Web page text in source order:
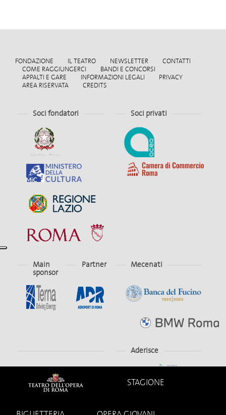
STAGIONE
FONDAZIONE IL TEATRO NEWSLETTER
CONTATTI
COME RAGGIUNGERCI
BANDI E CONCORSI
APPALTI E GARE
INFORMAZIONI LEGALI
PRIVACY
AREA RISERVATA
CREDITS
Soci fondatori Soci privati
Main
sponsor
Partner Mecenati
Aderisce